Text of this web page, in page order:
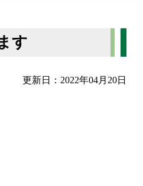
す
更新日：2022年04月20日